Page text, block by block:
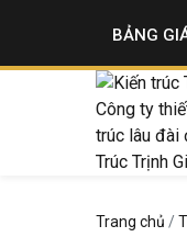
BẢNG
Trang chủ